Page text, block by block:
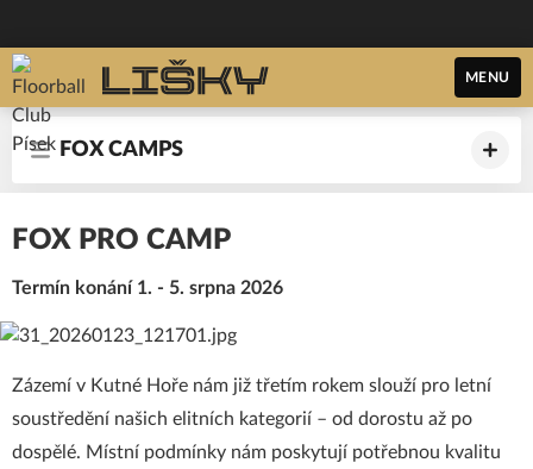
MENU
FOX CAMPS
FOX PRO CAMP
Termín konání 1. - 5. srpna 2026
Zázemí v Kutné Hoře nám již třetím rokem slouží pro letní
soustředění našich elitních kategorií – od dorostu až po
dospělé. Místní podmínky nám poskytují potřebnou kvalitu